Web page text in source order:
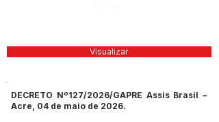
Visualizar
DECRETO Nº127/2026/GAPRE Assis Brasil –
Acre, 04 de maio de 2026.